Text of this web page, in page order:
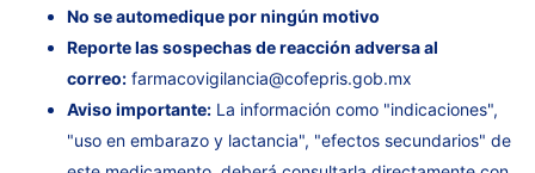
No se automedique por ningún motivo
Reporte las sospechas de reacción adversa al
correo: farmacovigilancia@cofepris.gob.mx
Aviso importante: La información como "indicaciones",
"uso en embarazo y lactancia", "efectos secundarios" de